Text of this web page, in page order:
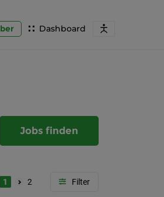
Dashboard
Jobs finden
1 2